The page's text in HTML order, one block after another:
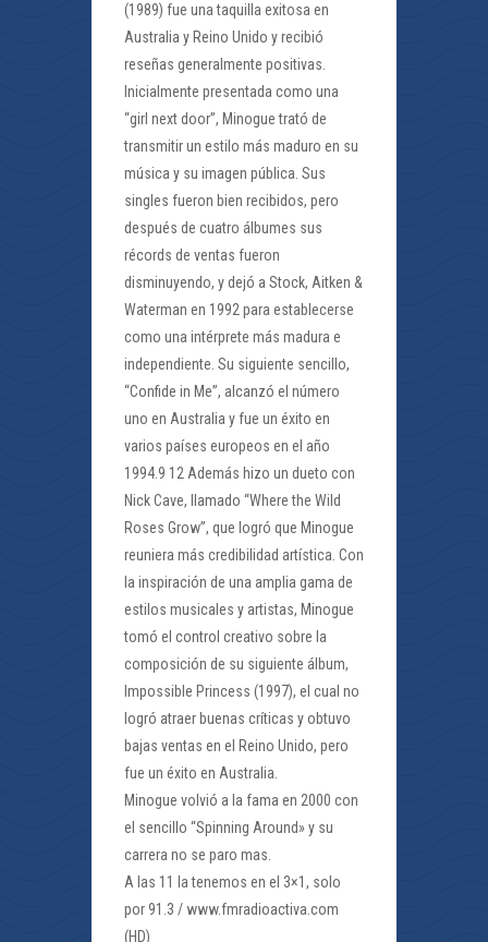
(1989) fue una taquilla exitosa en
Australia y Reino Unido y recibió
reseñas generalmente positivas.
Inicialmente presentada como una
“girl next door”, Minogue trató de
transmitir un estilo más maduro en su
música y su imagen pública. Sus
singles fueron bien recibidos, pero
después de cuatro álbumes sus
récords de ventas fueron
disminuyendo, y dejó a Stock, Aitken &
Waterman en 1992 para establecerse
como una intérprete más madura e
independiente. Su siguiente sencillo,
“Confide in Me”, alcanzó el número
uno en Australia y fue un éxito en
varios países europeos en el año
1994.9 12 Además hizo un dueto con
Nick Cave, llamado “Where the Wild
Roses Grow”, que logró que Minogue
reuniera más credibilidad artística. Con
la inspiración de una amplia gama de
estilos musicales y artistas, Minogue
tomó el control creativo sobre la
composición de su siguiente álbum,
Impossible Princess (1997), el cual no
logró atraer buenas críticas y obtuvo
bajas ventas en el Reino Unido, pero
fue un éxito en Australia.
Minogue volvió a la fama en 2000 con
el sencillo “Spinning Around» y su
carrera no se paro mas.
A las 11 la tenemos en el 3×1, solo
por 91.3 / www.fmradioactiva.com
(HD)